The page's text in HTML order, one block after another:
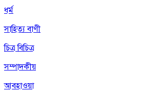
ধর্ম
সাহিত্য বাণী
চিত্র বিচিত্র
সম্পাদকীয়
আবহাওয়া